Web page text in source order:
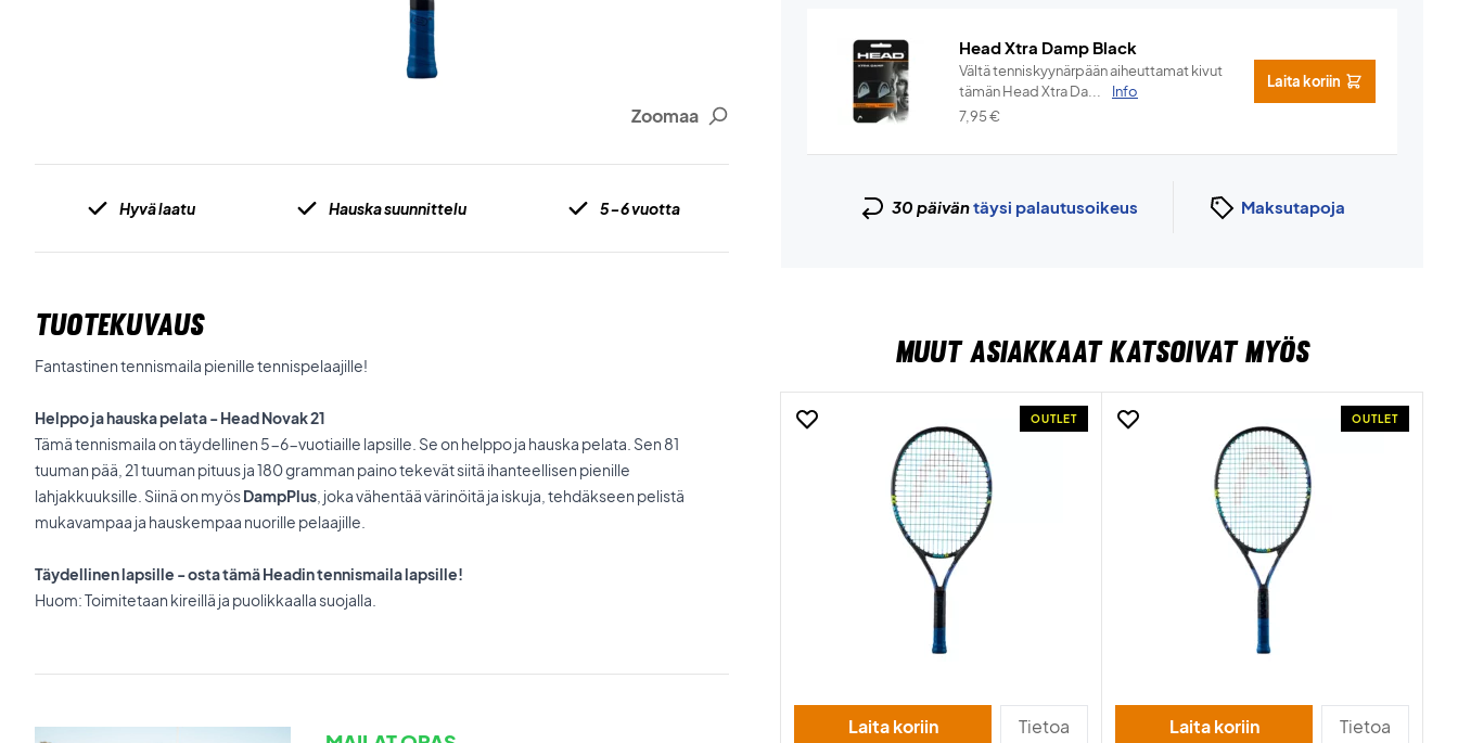
Zoomaa
Hyvä laatu Hauska suunnittelu 5-6 vuotta
TUOTEKUVAUS
Fantastinen tennismaila pienille tennispelaajille!
Helppo ja hauska pelata - Head Novak 21
Tämä tennismaila on täydellinen 5-6-vuotiaille lapsille. Se on helppo ja hauska pelata. Sen 81
tuuman pää, 21 tuuman pituus ja 180 gramman paino tekevät siitä ihanteellisen pienille
lahjakkuuksille. Siinä on myösDampPlus , joka vähentää värinöitä ja iskuja, tehdäkseen pelistä
mukavampaa ja hauskempaa nuorille pelaajille.
Täydellinen lapsille - osta tämä Headin tennismaila lapsille!
Huom: Toimitetaan kireillä ja puolikkaalla suojalla.
Head Xtra Damp Black
Vältä tenniskyynärpään aiheuttamat kivut
tämän Head Xtra Da...
Info
7,95€
Laita koriin
30 päiväntäysi palautusoikeus Maksutapoja
MUUT ASIAKKAAT KATSOIVAT MYÖS
OUTLET
Laita koriin Tietoa
OUTLET
Laita koriin Tietoa